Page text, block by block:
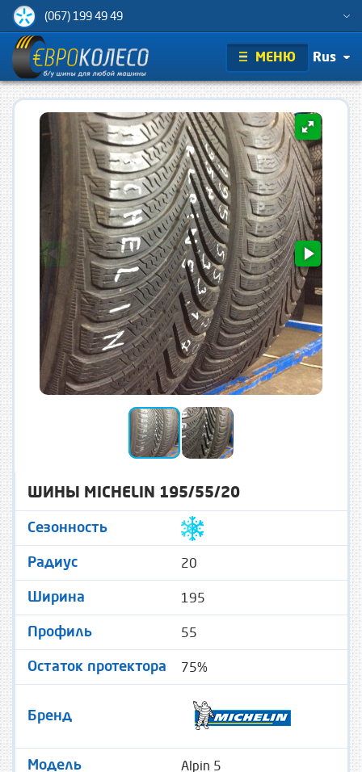
(067) 199 49 49
МЕНЮ Rus
ШИНЫ MICHELIN 195/55/20
Сезонность
Радиус 20
Ширина 195
Профиль 55
Остаток протектора 75%
Бренд
Модель Alpin 5